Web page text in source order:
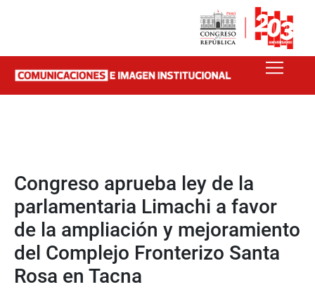
Congreso aprueba ley de la
parlamentaria Limachi a favor
de la ampliación y mejoramiento
del Complejo Fronterizo Santa
Rosa en Tacna